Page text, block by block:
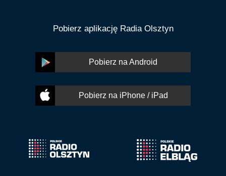
Pobierz aplikację Radia Olsztyn
Pobierz na Android
Pobierz na iPhone / iPad